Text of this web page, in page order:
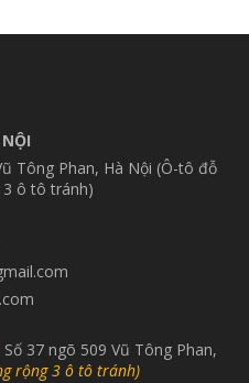
Tông Phan, Hà Nội (Ô-tô đỗ
ô tô tránh)
Số 37 ngõ 509 Vũ Tông Phan,
rộng 3 ô tô tránh)